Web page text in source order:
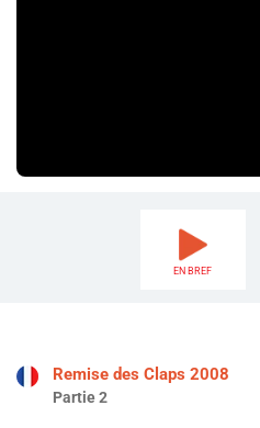
EN BREF
Remise des Claps 2008
Partie 2